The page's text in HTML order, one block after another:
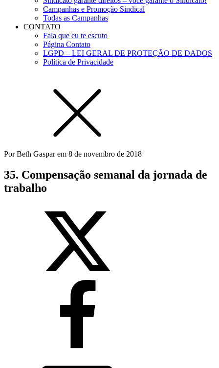
Campanhas e Promoção Sindical
Todas as Campanhas
CONTATO
Fala que eu te escuto
Página Contato
LGPD – LEI GERAL DE PROTEÇÃO DE DADOS
Política de Privacidade
PorBeth Gasparem 8 de novembro de 2018
35. Compensação semanal da jornada de
trabalho